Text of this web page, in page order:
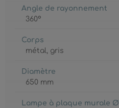
Angle de rayonnement
360°
Corps
métal , gris
Diamètre
650 mm
Lampe à plaque murale Ø